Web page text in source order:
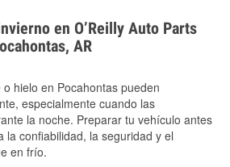
en condiciones de frío
comprobar la protección
sección How-To.
en O’Reilly Auto Parts
AR
hielo en Pocahontas pueden
especialmente cuando las
la noche. Preparar tu vehículo antes
la confiabilidad, la seguridad y el
en frío.